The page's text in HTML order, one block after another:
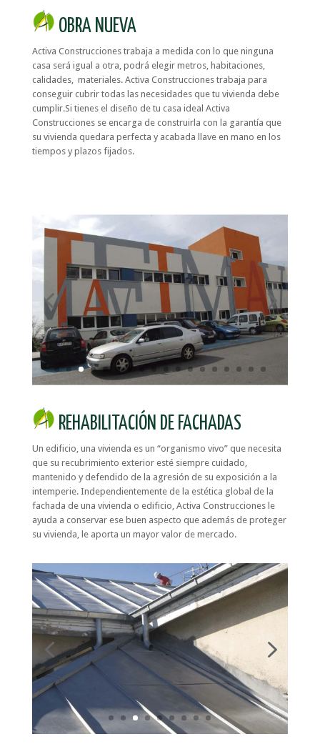
OBRA NUEVA
Activa Construcciones trabaja a medida con lo que ninguna
casa será igual a otra, podrá elegir metros, habitaciones,
calidades, materiales. Activa Construcciones trabaja para
conseguir cubrir todas las necesidades que tu vivienda debe
cumplir.Si tienes el diseño de tu casa ideal Activa
Construcciones se encarga de construirla con la garantía que
su vivienda quedara perfecta y acabada llave en mano en los
tiempos y plazos fijados.
REHABILITACIÓN DE FACHADAS
Un edificio, una vivienda es un “organismo vivo” que necesita
que su recubrimiento exterior esté siempre cuidado,
mantenido y defendido de la agresión de su exposición a la
intemperie. Independientemente de la estética global de la
fachada de una vivienda o edificio, Activa Construcciones le
ayuda a conservar ese buen aspecto que además de proteger
su vivienda, le aporta un mayor valor de mercado.